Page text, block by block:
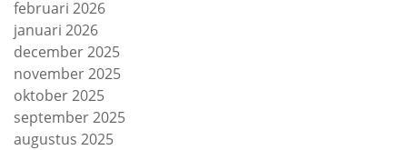
februari 2026
januari 2026
december 2025
november 2025
oktober 2025
september 2025
augustus 2025